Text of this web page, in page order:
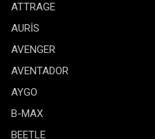
ATTRAGE
AURİS
AVENGER
AVENTADOR
AYGO
B-MAX
BEETLE